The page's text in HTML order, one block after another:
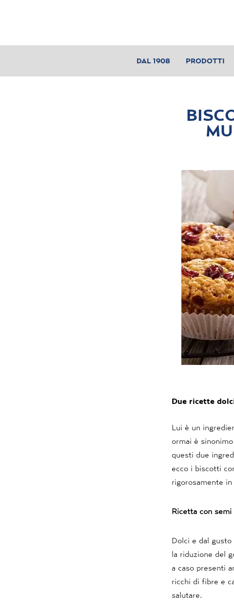
DAL 1908 PRODOTTI
Due ricette
Lui è un
ormai è
questi due
ecco i biscotti
rigorosamente
Ricetta con
Dolci e dal
la riduzione del
a caso presenti
ricchi di fibre e
salutare.